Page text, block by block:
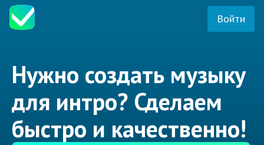
Войти
Нужно создать музыку
для интро? Сделаем
быстро и качественно!